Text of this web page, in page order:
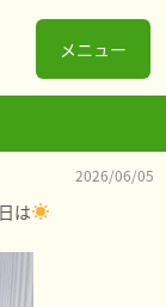
メニュー
2026/06/05
は